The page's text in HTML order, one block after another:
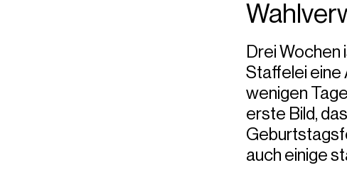
Drei Wochen
Staffelei eine
wenigen
erste Bild,
auch einige